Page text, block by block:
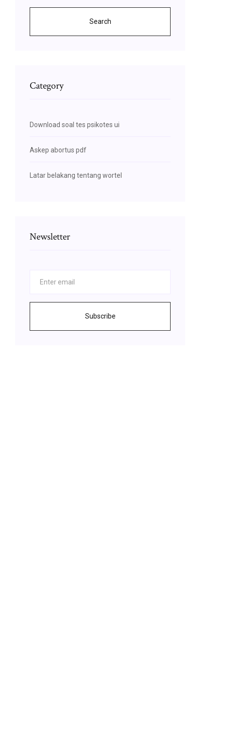
Search
Category
Download soal tes psikotes ui
Askep abortus pdf
Latar belakang tentang wortel
Newsletter
Subscribe